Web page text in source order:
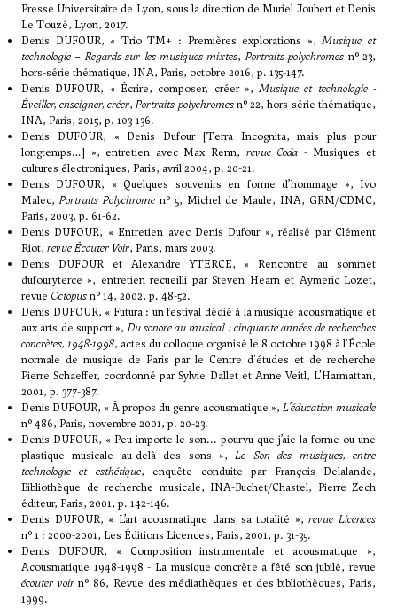
Presse Universitaire de Lyon, sous la direction de Muriel Joubert et Denis
Le Touzé, Lyon, 2017.
Denis DUFOUR, « Trio TM+ : Premières explorations »,Musique et
technologie – Regards sur les musiques mixtes,Portraits polychromes n° 23,
hors-série thématique, INA, Paris, octobre 2016, p. 135-147.
Denis DUFOUR, « Écrire, composer, créer »,Musique et technologie -
Éveiller, enseigner, créer,Portraits polychromesn° 22, hors-série thématique,
INA, Paris, 2015, p. 103-136.
Denis DUFOUR, « Denis Dufour [Terra Incognita, mais plus pour
longtemps…] », entretien avec Max Renn, revue Coda - Musiques et
cultures électroniques, Paris, avril 2004, p. 20-21.
Denis DUFOUR, « Quelques souvenirs en forme d’hommage », Ivo
Malec,Portraits Polychrome n° 5, Michel de Maule, INA, GRM/CDMC,
Paris, 2003, p. 61-62.
Denis DUFOUR, « Entretien avec Denis Dufour », réalisé par Clément
Riot, revue Écouter Voir, Paris, mars 2003.
Denis DUFOUR et Alexandre YTERCE, « Rencontre au sommet
dufouryterce », entretien recueilli par Steven Hearn et Aymeric Lozet,
revue Octopusn° 14, 2002, p. 48-52.
Denis DUFOUR, « Futura : un festival dédié à la musique acousmatique et
aux arts de support », Du sonore au musical : cinquante années de recherches
concrètes, 1948-1998, actes du colloque organisé le 8 octobre 1998 à l'École
normale de musique de Paris par le Centre d'études et de recherche
Pierre Schaeffer, coordonné par Sylvie Dallet et Anne Veitl, L'Harmattan,
2001, p. 377-387.
Denis DUFOUR, « À propos du genre acousmatique », L'éducation musicale
n° 486, Paris, novembre 2001, p. 20-23.
Denis DUFOUR, « Peu importe le son... pourvu que j’aie la forme ou une
plastique musicale au-delà des sons »,Le Son des musiques, entre
technologie et esthétique, enquête conduite par François Delalande,
Bibliothèque de recherche musicale, INA-Buchet/Chastel, Pierre Zech
éditeur, Paris, 2001, p. 142-146.
Denis DUFOUR, « L’art acousmatique dans sa totalité »,revue Licences
n° 1 : 2000-2001, Les Éditions Licences, Paris, 2001, p. 31-35.
Denis DUFOUR, « Composition instrumentale et acousmatique »,
Acousmatique 1948-1998 - La musique concrète a fêté son jubilé, revue
écouter voirn° 86, Revue des médiathèques et des bibliothèques, Paris,
1999.